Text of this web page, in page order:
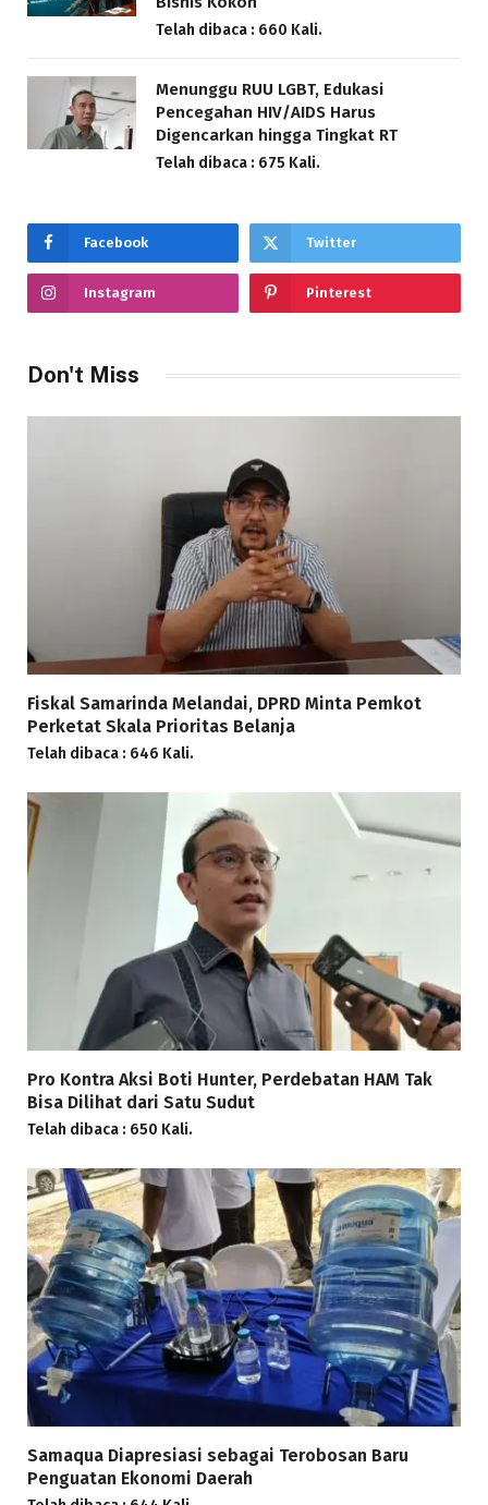
Telah dibaca : 660 Kali.
Menunggu RUU LGBT, Edukasi
Pencegahan HIV/AIDS Harus
Digencarkan hingga Tingkat RT
Telah dibaca : 675 Kali.
Facebook Twitter
Instagram Pinterest
Don't Miss
Fiskal Samarinda Melandai, DPRD Minta Pemkot
Perketat Skala Prioritas Belanja
Telah dibaca : 646 Kali.
Pro Kontra Aksi Boti Hunter, Perdebatan HAM Tak
Bisa Dilihat dari Satu Sudut
Telah dibaca : 650 Kali.
Samaqua Diapresiasi sebagai Terobosan Baru
Penguatan Ekonomi Daerah